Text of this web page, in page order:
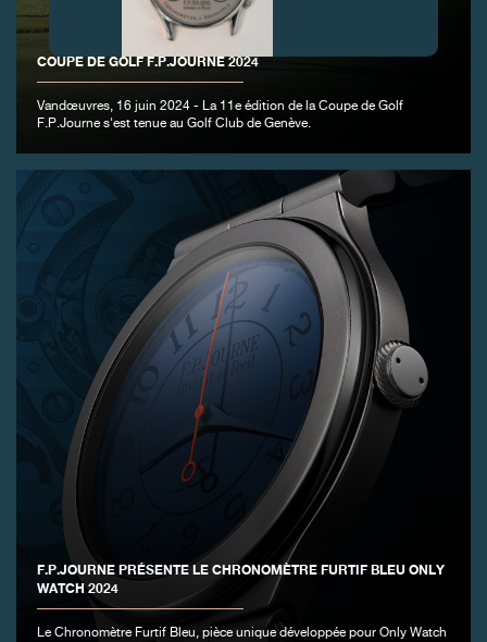
COUPE DE GOLF F.P.JOURNE 2024
Vandœuvres, 16 juin 2024 - La 11e édition de la Coupe de Golf
F.P.Journe s'est tenue au Golf Club de Genève.
F.P.JOURNE PRÉSENTE LE CHRONOMÈTRE FURTIF BLEU ONLY
WATCH 2024
Le Chronomètre Furtif Bleu, pièce unique développée pour Only Watch
FAUX
FAUX